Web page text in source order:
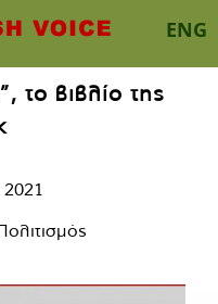
ENG
το βιβλίο της